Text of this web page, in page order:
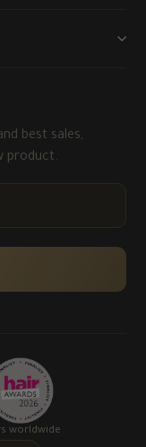
best sales,
product.
worldwide